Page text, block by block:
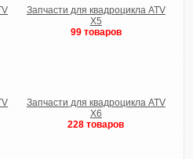
Запчасти для квадроцикла ATV
X5
99 товаров
Запчасти для квадроцикла ATV
X6
228 товаров